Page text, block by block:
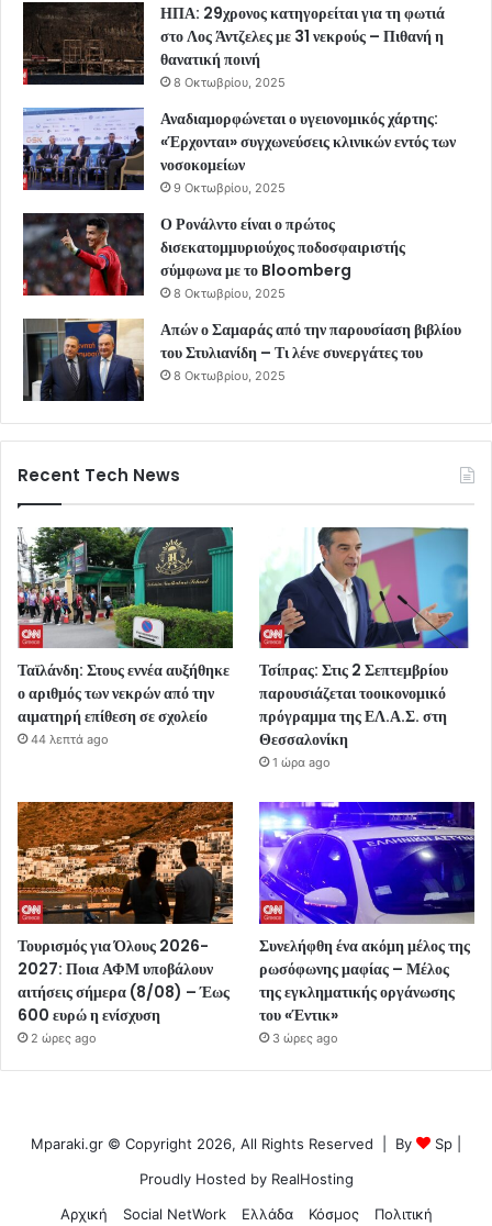
ΗΠΑ: 29χρονος κατηγορείται για τη φωτιά
στο Λος Άντζελες με 31 νεκρούς – Πιθανή η
θανατική ποινή
8 Οκτωβρίου, 2025
Αναδιαμορφώνεται ο υγειονομικός χάρτης:
«Έρχονται» συγχωνεύσεις κλινικών εντός των
νοσοκομείων
9 Οκτωβρίου, 2025
Ο Ρονάλντο είναι ο πρώτος
δισεκατομμυριούχος ποδοσφαιριστής
σύμφωνα με το Bloomberg
8 Οκτωβρίου, 2025
Απών ο Σαμαράς από την παρουσίαση βιβλίου
του Στυλιανίδη – Τι λένε συνεργάτες του
8 Οκτωβρίου, 2025
Recent Tech News
Ταϊλάνδη: Στους εννέα αυξήθηκε
ο αριθμός των νεκρών από την
αιματηρή επίθεση σε σχολείο
44 λεπτά ago
Τσίπρας: Στις 2 Σεπτεμβρίου
παρουσιάζεται τοοικονομικό
πρόγραμμα της ΕΛ.Α.Σ. στη
Θεσσαλονίκη
1 ώρα ago
Τουρισμός για Όλους 2026-
2027: Ποια ΑΦΜ υποβάλουν
αιτήσεις σήμερα (8/08) – Έως
600 ευρώ η ενίσχυση
2 ώρες ago
Συνελήφθη ένα ακόμη μέλος της
ρωσόφωνης μαφίας – Μέλος
της εγκληματικής οργάνωσης
του «Έντικ»
3 ώρες ago
Mparaki.gr © Copyright 2026, All Rights Reserved | By Sp
Proudly Hosted by RealHosting
Αρχική
Social NetWork Ελλάδα Κόσμος Πολιτική